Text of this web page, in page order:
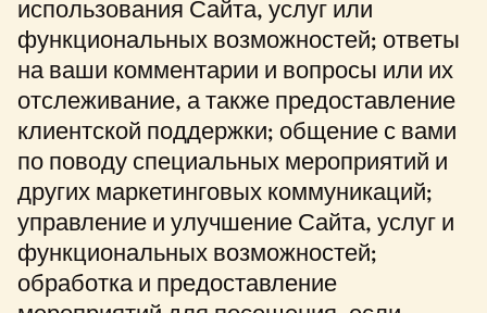
использования Сайта, услуг или
функциональных возможностей; ответы
на ваши комментарии и вопросы или их
отслеживание, а также предоставление
клиентской поддержки; общение с вами
по поводу специальных мероприятий и
других маркетинговых коммуникаций;
управление и улучшение Сайта, услуг и
функциональных возможностей;
обработка и предоставление